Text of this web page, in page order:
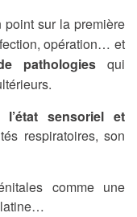
sur la première
opération… et
pathologies qui
sensoriel et
respiratoires, son
comme une